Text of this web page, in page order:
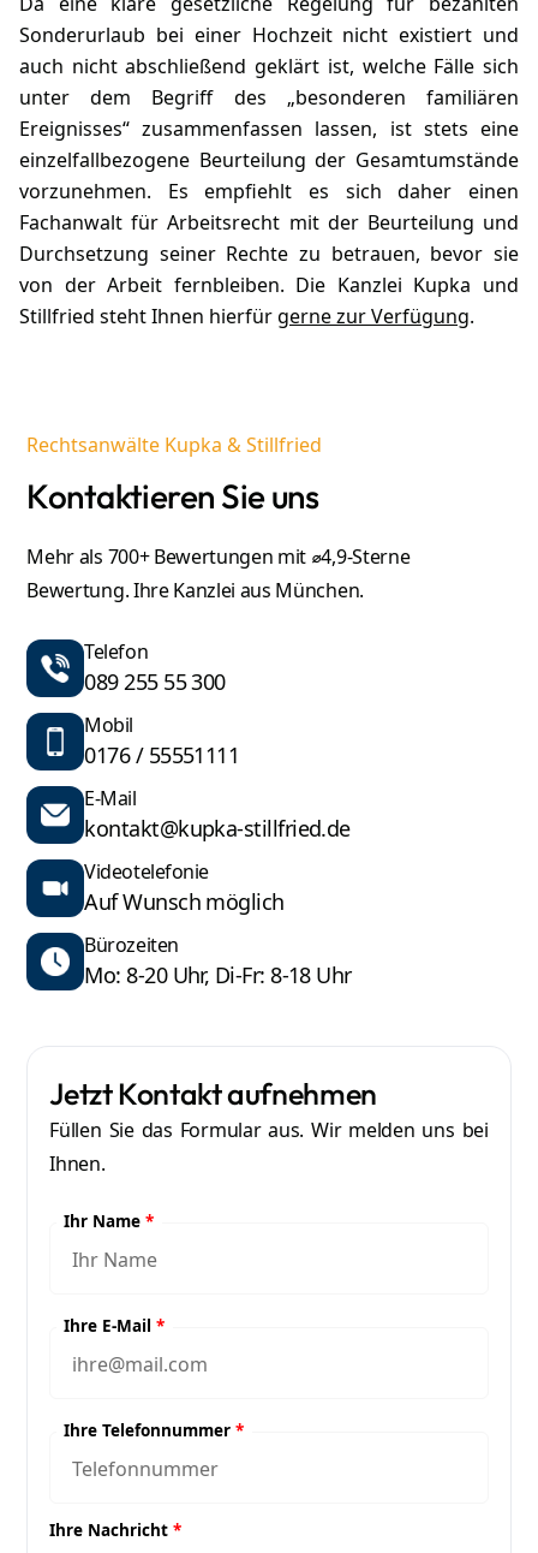
Sonderurlaub bei einer Hochzeit nicht existiert und
auch nicht abschließend geklärt ist, welche Fälle sich
unter dem Begriff des „besonderen familiären
Ereignisses“ zusammenfassen lassen, ist stets eine
einzelfallbezogene Beurteilung der Gesamtumstände
vorzunehmen. Es empfiehlt es sich daher einen
Fachanwalt für Arbeitsrecht mit der Beurteilung und
Durchsetzung seiner Rechte zu betrauen, bevor sie
von der Arbeit fernbleiben. Die Kanzlei Kupka und
Stillfried steht Ihnen hierfürgerne zur Verfügung.
Rechtsanwälte Kupka & Stillfried
Kontaktieren Sie uns
Mehr als 700+ Bewertungen mit ⌀4,9-Sterne
Bewertung. Ihre Kanzlei aus München.
Telefon
089 255 55 300
Mobil
0176 / 55551111
E-Mail
kontakt@kupka-stillfried.de
Videotelefonie
Auf Wunsch möglich
Bürozeiten
Mo: 8-20 Uhr, Di-Fr: 8-18 Uhr
Jetzt Kontakt aufnehmen
Füllen Sie das Formular aus. Wir melden uns bei
Ihnen.
Ihr Name*
Ihre E-Mail*
Ihre Telefonnummer*
Ihre Nachricht*